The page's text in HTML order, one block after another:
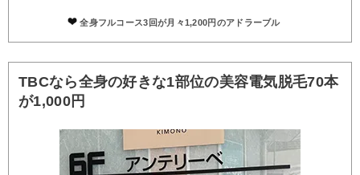
全身フルコース3回が月々1,200円のアドラーブル
TBCなら全身の好きな1部位の美容電気脱毛70本
が1,000円